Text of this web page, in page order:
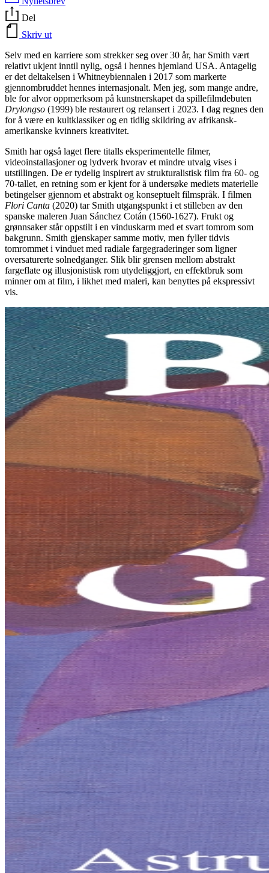
Del
Skriv ut
Selv med en karriere som strekker seg over 30 år, har Smith vært
relativt ukjent inntil nylig, også i hennes hjemland USA. Antagelig
er det deltakelsen i Whitneybiennalen i 2017 som markerte
gjennombruddet hennes internasjonalt. Men jeg, som mange andre,
ble for alvor oppmerksom på kunstnerskapet da spillefilmdebuten
Drylongso (1999) ble restaurert og relansert i 2023. I dag regnes den
for å være en kultklassiker og en tidlig skildring av afrikansk-
amerikanske kvinners kreativitet.
Smith har også laget flere titalls eksperimentelle filmer,
videoinstallasjoner og lydverk hvorav et mindre utvalg vises i
utstillingen. De er tydelig inspirert av strukturalistisk film fra 60- og
70-tallet, en retning som er kjent for å undersøke mediets materielle
betingelser gjennom et abstrakt og konseptuelt filmspråk. I filmen
Flori Canta (2020) tar Smith utgangspunkt i et stilleben av den
spanske maleren Juan Sánchez Cotán (1560-1627). Frukt og
grønnsaker står oppstilt i en vinduskarm med et svart tomrom som
bakgrunn. Smith gjenskaper samme motiv, men fyller tidvis
tomrommet i vinduet med radiale fargegraderinger som ligner
oversaturerte solnedganger. Slik blir grensen mellom abstrakt
fargeflate og illusjonistisk rom utydeliggjort, en effektbruk som
minner om at film, i likhet med maleri, kan benyttes på ekspressivt
vis.